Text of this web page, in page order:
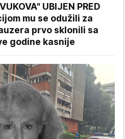
UBIJEN PRED
mu se odužili za
prvo sklonili sa
godine kasnije